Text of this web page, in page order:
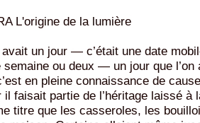
L'origine de la lumière
avait un jour — c’était une date
semaine ou deux — un jour que l’on
en pleine connaissance de
faisait partie de l’héritage laissé à
titre que les casseroles, les